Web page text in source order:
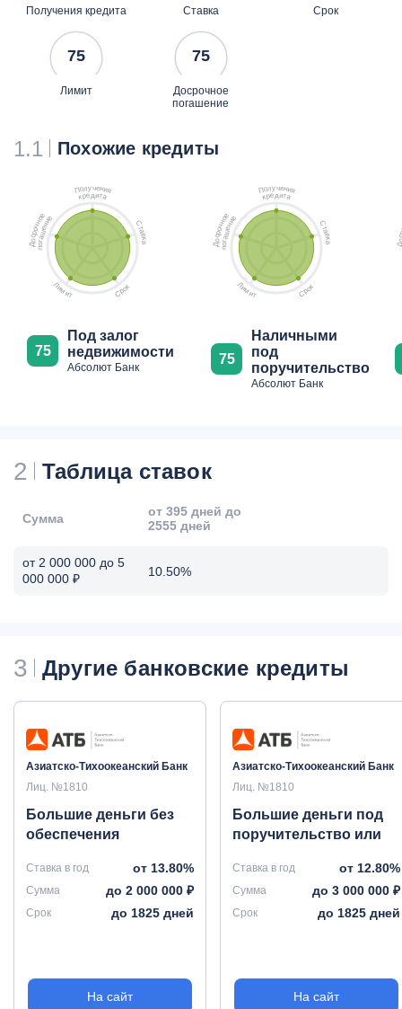
Получения кредита Ставка Срок
75
Лимит
75
Досрочное
погашение
1.1 Похожие кредиты
Получения
кредита
С
т
а
в
к
а
Сро
к
Лимит
Д
о
с
р
о
ч
но
е
п
о
г
а
ш
е
ни
е
75
Под залог
недвижимости
Абсолют Банк
Получения
кредита
С
т
а
в
к
а
Сро
к
Лимит
Д
о
с
р
о
ч
но
е
п
о
г
а
ш
е
ни
е
75
Наличными
под
поручительство
Абсолют Банк
2 Таблица ставок
Сумма
от 395 дней до
2555 дней
от 2 000 000 до 5
000 000 ₽
10.50%
3 Другие банковские кредиты
Азиатско-Тихоокеанский Банк
Лиц. №1810
Большие деньги без
обеспечения
Ставка в год от 13.80%
Сумма до 2 000 000 ₽
Срок до 1825 дней
На сайт
Азиатско-Тихоокеанский Банк
Лиц. №1810
Большие деньги под
поручительство или
Ставка в год от 12.80%
Сумма до 3 000 000 ₽
Срок до 1825 дней
На сайт